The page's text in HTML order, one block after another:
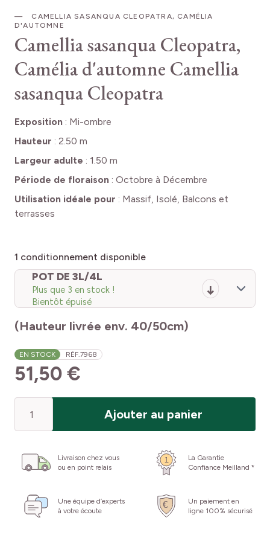
CAMELLIA SASANQUA CLEOPATRA, CAMÉLIA
D'AUTOMNE
Camellia sasanqua Cleopatra,
Camélia d'automne Camellia
sasanqua Cleopatra
Exposition : Mi-ombre
Hauteur : 2.50 m
Largeur adulte : 1.50 m
Période de floraison : Octobre à Décembre
Utilisation idéale pour : Massif, Isolé, Balcons et
terrasses
1 conditionnement disponible
POT DE 3L/4L
Plus que 3 en stock !
Bientôt épuisé
(Hauteur livrée env. 40/50cm)
EN STOCK RÉF.7968
51,50 €
Ajouter au panier
Livraison chez vous
ou en point relais
La Garantie
Confiance Meilland *
Une équipe d’experts
à votre écoute
Un paiement en
ligne 100% sécurisé